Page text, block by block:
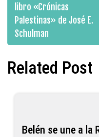
de
entradas
libro «Crónicas
Palestinas» de José E.
Schulman
Related Post
Belén se une a la